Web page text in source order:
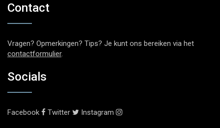
Contact
Vragen? Opmerkingen? Tips? Je kunt ons bereiken via het
contactformulier.
Socials
Facebook Twitter Instagram